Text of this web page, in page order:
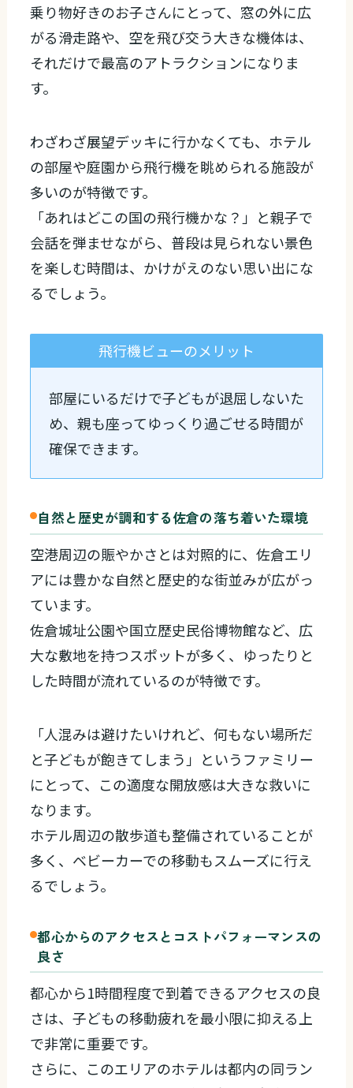
乗り物好きのお子さんにとって、窓の外に広
がる滑走路や、空を飛び交う大きな機体は、
それだけで最高のアトラクションになりま
す。
わざわざ展望デッキに行かなくても、ホテル
の部屋や庭園から飛行機を眺められる施設が
多いのが特徴です。
「あれはどこの国の飛行機かな？」と親子で
会話を弾ませながら、普段は見られない景色
を楽しむ時間は、かけがえのない思い出にな
るでしょう。
飛行機ビューのメリット
部屋にいるだけで子どもが退屈しないた
め、親も座ってゆっくり過ごせる時間が
確保できます。
自然と歴史が調和する佐倉の落ち着いた環境
空港周辺の賑やかさとは対照的に、佐倉エリ
アには豊かな自然と歴史的な街並みが広がっ
ています。
佐倉城址公園や国立歴史民俗博物館など、広
大な敷地を持つスポットが多く、ゆったりと
した時間が流れているのが特徴です。
「人混みは避けたいけれど、何もない場所だ
と子どもが飽きてしまう」というファミリー
にとって、この適度な開放感は大きな救いに
なります。
ホテル周辺の散歩道も整備されていることが
多く、ベビーカーでの移動もスムーズに行え
るでしょう。
都心からのアクセスとコストパフォーマンスの
良さ
都心から1時間程度で到着できるアクセスの良
さは、子どもの移動疲れを最小限に抑える上
で非常に重要です。
さらに、このエリアのホテルは都内の同ラン